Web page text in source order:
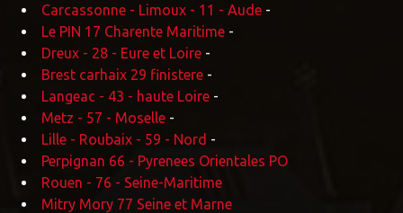
Carcassonne - Limoux - 11 - Aude -
Le PIN 17 Charente Maritime -
Dreux - 28 - Eure et Loire -
Brest carhaix 29 finistere -
Langeac - 43 - haute Loire -
Metz - 57 - Moselle -
Lille - Roubaix - 59 - Nord -
Perpignan 66 - Pyrenees Orientales PO
Rouen - 76 - Seine-Maritime
Mitry Mory 77 Seine et Marne